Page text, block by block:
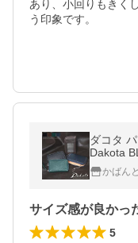
あり、小回りもきく
う印象です。
ダコタ
Dakota
レキサン
かばん
サイズ感が良かっ
5